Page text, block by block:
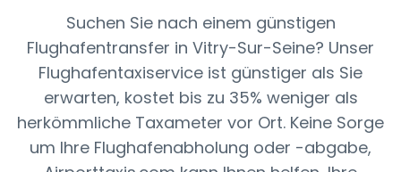
Suchen Sie nach einem günstigen
Flughafentransfer in Vitry-Sur-Seine? Unser
Flughafentaxiservice ist günstiger als Sie
erwarten, kostet bis zu 35% weniger als
herkömmliche Taxameter vor Ort. Keine Sorge
um Ihre Flughafenabholung oder -abgabe,